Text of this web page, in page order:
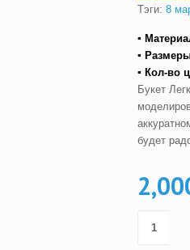
Тэги: 8
▪
▪
▪ Кол-во
Букет
будет